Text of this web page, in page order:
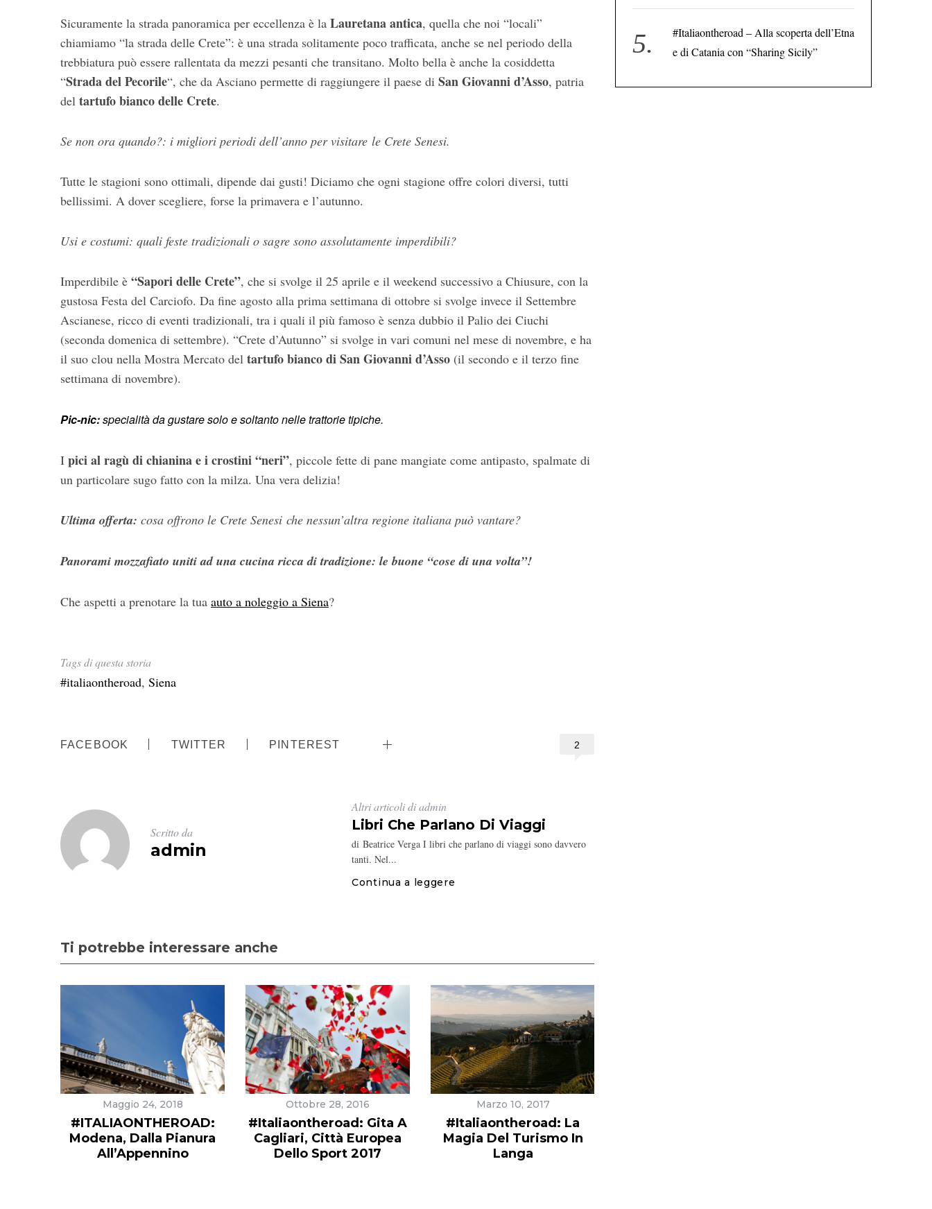
Sicuramente la strada panoramica per eccellenza è la Lauretana antica, quella che noi “locali”
chiamiamo “la strada delle Crete”: è una strada solitamente poco trafficata, anche se nel periodo della
trebbiatura può essere rallentata da mezzi pesanti che transitano. Molto bella è anche la cosiddetta
“Strada del Pecorile“, che da Asciano permette di raggiungere il paese di San Giovanni d’Asso, patria
del tartufo bianco delle Crete.
Se non ora quando?: i migliori periodi dell’anno per visitare le Crete Senesi.
Tutte le stagioni sono ottimali, dipende dai gusti! Diciamo che ogni stagione offre colori diversi, tutti
bellissimi. A dover scegliere, forse la primavera e l’autunno.
Usi e costumi: quali feste tradizionali o sagre sono assolutamente imperdibili?
Imperdibile è “Sapori delle Crete”, che si svolge il 25 aprile e il weekend successivo a Chiusure, con la
gustosa Festa del Carciofo. Da fine agosto alla prima settimana di ottobre si svolge invece il Settembre
Ascianese, ricco di eventi tradizionali, tra i quali il più famoso è senza dubbio il Palio dei Ciuchi
(seconda domenica di settembre). “Crete d’Autunno” si svolge in vari comuni nel mese di novembre, e ha
il suo clou nella Mostra Mercato del tartufo bianco di San Giovanni d’Asso (il secondo e il terzo fine
settimana di novembre).
Pic-nic:specialità da gustare solo e soltanto nelle trattorie tipiche.
I pici al ragù di chianina e i crostini “neri”, piccole fette di pane mangiate come antipasto, spalmate di
un particolare sugo fatto con la milza. Una vera delizia!
Ultima offerta: cosa offrono le Crete Senesi che nessun’altra regione italiana può vantare?
Panorami mozzafiato uniti ad una cucina ricca di tradizione: le buone “cose di una volta”!
Che aspetti a prenotare la tua auto a noleggio a Siena?
Tags di questa storia
#italiaontheroad, Siena
2
FACEBOOK TWITTER PINTEREST
Scritto da
admin
Altri articoli di admin
Libri Che Parlano Di Viaggi
di Beatrice Verga I libri che parlano di viaggi sono davvero
tanti. Nel...
Continua a leggere
Ti potrebbe interessare anche
Maggio 24, 2018
#ITALIAONTHEROAD:
Modena, Dalla Pianura
All’Appennino
Ottobre 28, 2016
#Italiaontheroad: Gita A
Cagliari, Città Europea
Dello Sport 2017
Marzo 10, 2017
#Italiaontheroad: La
Magia Del Turismo In
Langa
#Italiaontheroad – Alla scoperta dell’Etna
e di Catania con “Sharing Sicily”
e
r
c
a